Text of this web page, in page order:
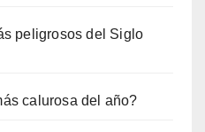
peligrosos del Siglo
calurosa del año?